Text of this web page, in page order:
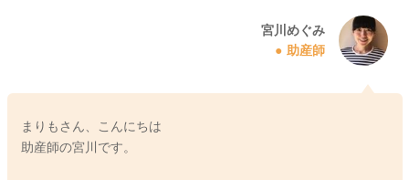
宮川めぐみ
助産師
まりもさん、こんにちは
助産師の宮川です。